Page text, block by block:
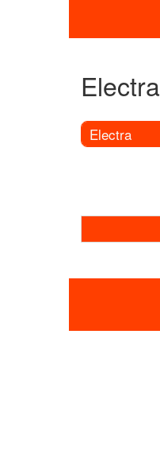
Electra
Electra